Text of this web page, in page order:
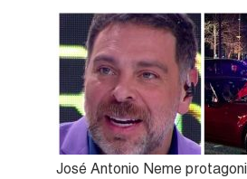
José Antonio Neme